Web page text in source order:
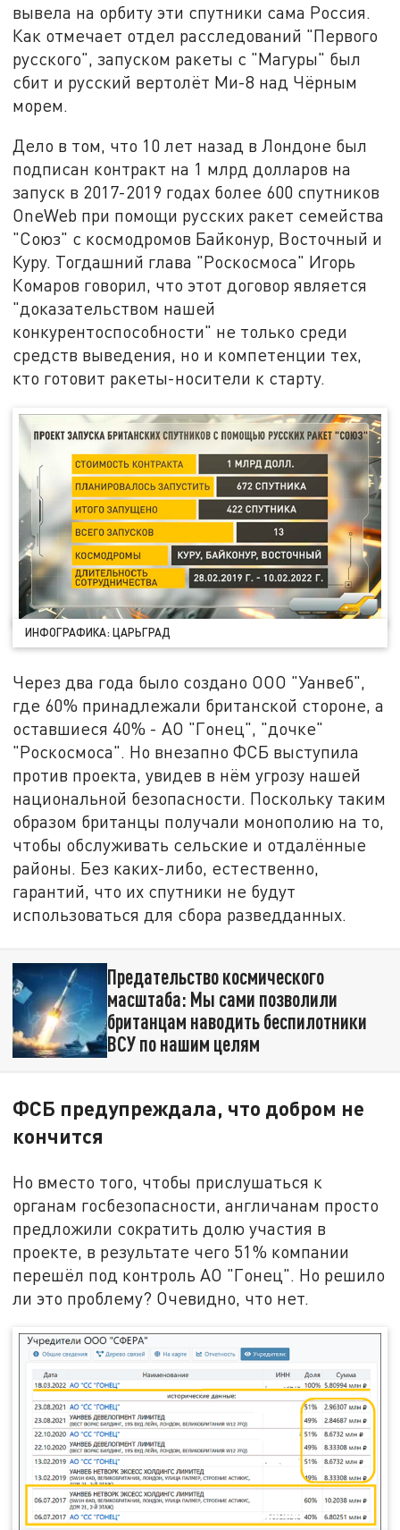
вывела на орбиту эти спутники сама Россия.
Как отмечает отдел расследований "Первого
русского", запуском ракеты с "Магуры" был
сбит и русский вертолёт Ми-8 над Чёрным
морем.
Дело в том, что 10 лет назад в Лондоне был
подписан контракт на 1 млрд долларов на
запуск в 2017-2019 годах более 600 спутников
OneWeb при помощи русских ракет семейства
"Союз" с космодромов Байконур, Восточный и
Куру. Тогдашний глава "Роскосмоса" Игорь
Комаров говорил, что этот договор является
"доказательством нашей
конкурентоспособности" не только среди
средств выведения, но и компетенции тех,
кто готовит ракеты-носители к старту.
ИНФОГРАФИКА: ЦАРЬГРАД
Через два года было создано ООО "Уанвеб",
где 60% принадлежали британской стороне, а
оставшиеся 40% - АО "Гонец", "дочке"
"Роскосмоса". Но внезапно ФСБ выступила
против проекта, увидев в нём угрозу нашей
национальной безопасности. Поскольку таким
образом британцы получали монополию на то,
чтобы обслуживать сельские и отдалённые
районы. Без каких-либо, естественно,
гарантий, что их спутники не будут
использоваться для сбора разведданных.
Предательство космического
масштаба: Мы сами позволили
британцам наводить беспилотники
ВСУ по нашим целям
ФСБ предупреждала, что добром не
кончится
Но вместо того, чтобы прислушаться к
органам госбезопасности, англичанам просто
предложили сократить долю участия в
проекте, в результате чего 51% компании
перешёл под контроль АО "Гонец". Но решило
ли это проблему? Очевидно, что нет.